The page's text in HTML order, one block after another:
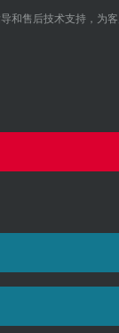
和售后技术支持，为